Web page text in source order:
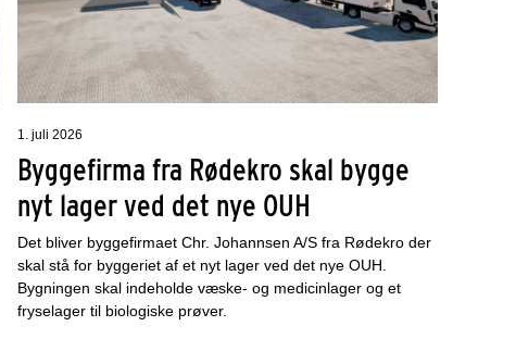
1. juli 2026
Byggefirma fra Rødekro skal bygge
nyt lager ved det nye OUH
Det bliver byggefirmaet Chr. Johannsen A/S fra Rødekro der
skal stå for byggeriet af et nyt lager ved det nye OUH.
Bygningen skal indeholde væske- og medicinlager og et
fryselager til biologiske prøver.